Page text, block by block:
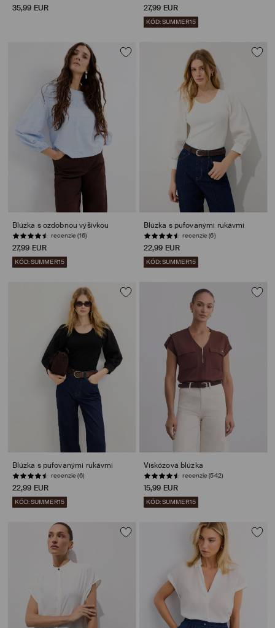
35,99 EUR 27,99 EUR
KÓD: SUMMER15
Blúzka s ozdobnou výšivkou
recenzie (16)
27,99 EUR
KÓD: SUMMER15
Blúzka s pufovanými rukávmi
recenzie (6)
22,99 EUR
KÓD: SUMMER15
Blúzka s pufovanými rukávmi
recenzie (6)
22,99 EUR
KÓD: SUMMER15
Viskózová blúzka
recenzie (542)
15,99 EUR
KÓD: SUMMER15